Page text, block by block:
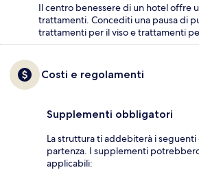
Il centro benessere di un hotel offre
trattamenti. Concediti una pausa di
trattamenti per il viso e trattamenti
Costi e regolamenti
Supplementi obbligatori
La struttura ti addebiterà i seguenti
partenza. I supplementi
applicabili: